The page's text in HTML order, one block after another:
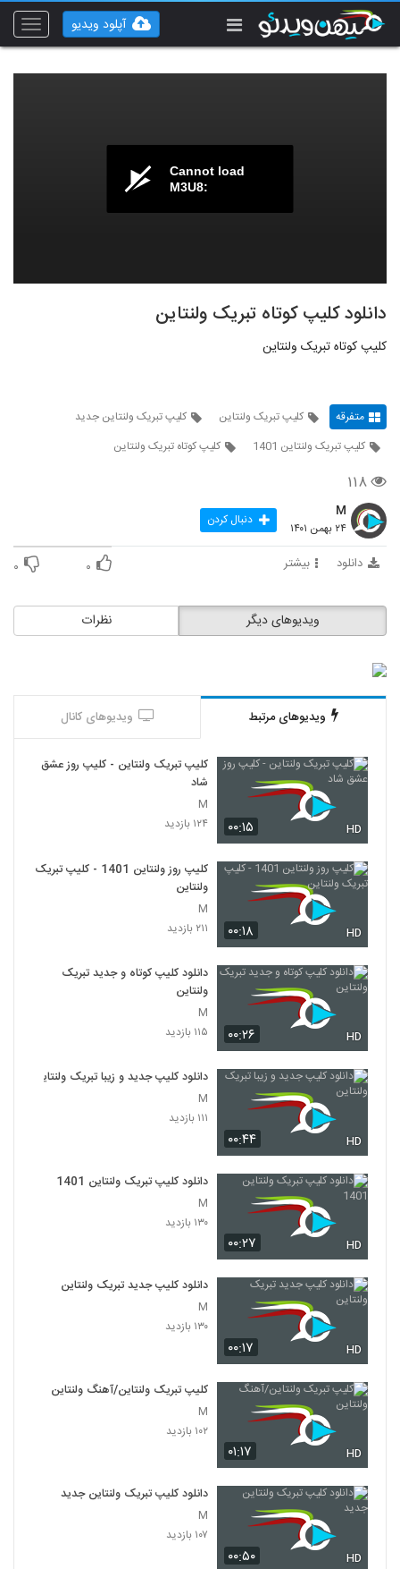
Toggle
آپلود ویدیو
Cannot load
M3U8:
دانلود کلیپ کوتاه تبریک ولنتاین
کلیپ کوتاه تبریک ولنتاین
متفرقه کلیپ تبریک ولنتاین
کلیپ تبریک ولنتاین جدید
کلیپ تبریک ولنتاین 1401
کلیپ کوتاه تبریک ولنتاین
۱۱۸
M
۲۴ بهمن ۱۴۰۱ دنبال کردن
دانلود بیشتر ۰ ۰
نظرات ویدیوهای دیگر
ویدیوهای مرتبط ویدیوهای کانال
۰۰:۱۵ HD
کلیپ تبریک ولنتاین - کلیپ روز عشق
شاد
M
۱۲۴ بازدید
۰۰:۱۸ HD
کلیپ روز ولنتاین 1401 - کلیپ تبریک
ولنتاین
M
۲۱۱ بازدید
۰۰:۲۶ HD
دانلود کلیپ کوتاه و جدید تبریک
ولنتاین
M
۱۱۵ بازدید
۰۰:۴۴ HD
دانلود کلیپ جدید و زیبا تبریک ولنتاین
M
۱۱۱ بازدید
۰۰:۲۷ HD
دانلود کلیپ تبریک ولنتاین 1401
M
۱۳۰ بازدید
۰۰:۱۷ HD
دانلود کلیپ جدید تبریک ولنتاین
M
۱۳۰ بازدید
۰۱:۱۷ HD
کلیپ تبریک ولنتاین/آهنگ ولنتاین
M
۱۰۲ بازدید
۰۰:۵۰ HD
دانلود کلیپ تبریک ولنتاین جدید
M
۱۰۷ بازدید